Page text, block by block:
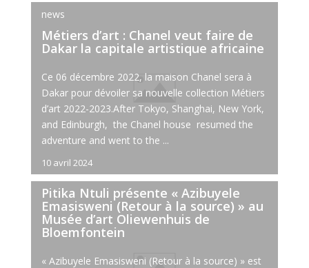
news
Métiers d’art : Chanel veut faire de
Dakar la capitale artistique africaine
Ce 06 décembre 2022, la maison Chanel sera à
Dakar pour dévoiler sa nouvelle collection Métiers
d’art 2022-2023.After Tokyo, Shanghai, New York,
and Edinburgh, the Chanel house resumed the
adventure and went to the ...
10 avril 2024
news
Pitika Ntuli présente « Azibuyele
Emasisweni (Retour à la source) » au
Musée d’art Oliewenhuis de
Bloemfontein
« Azibuyele Emasisweni (Retour à la source) » est